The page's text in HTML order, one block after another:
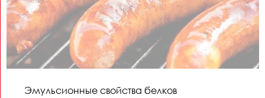
Эмульсионные свойства белков